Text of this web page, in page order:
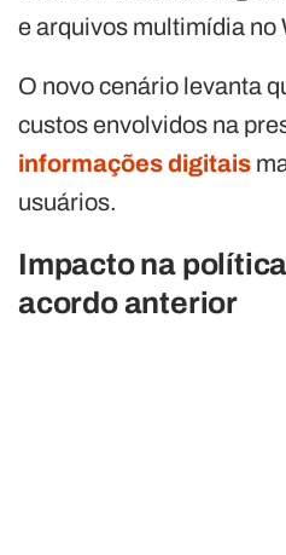
e arquivos multimídia no
O novo cenário levanta
custos envolvidos na
informações digitais
usuários.
Impacto na
acordo anterior